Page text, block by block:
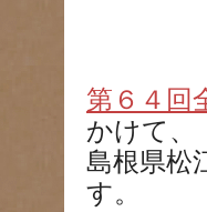
第６４回
かけて、
島根県松
す。